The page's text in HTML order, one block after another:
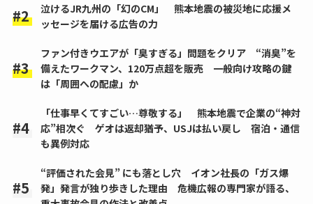
泣けるJR九州の「幻のCM」 熊本地震の被災地に応援メ
ッセージを届ける広告の力
ファン付きウエアが「臭すぎる」問題をクリア “消臭”を
備えたワークマン、120万点超を販売 一般向け攻略の鍵
は「周囲への配慮」か
「仕事早くてすごい…尊敬する」 熊本地震で企業の“神対
応”相次ぐ ゲオは返却猶予、USJは払い戻し 宿泊・通信
も異例対応
“評価された会見” にも落とし穴 イオン社長の「ガス爆
発」発言が独り歩きした理由 危機広報の専門家が語る、